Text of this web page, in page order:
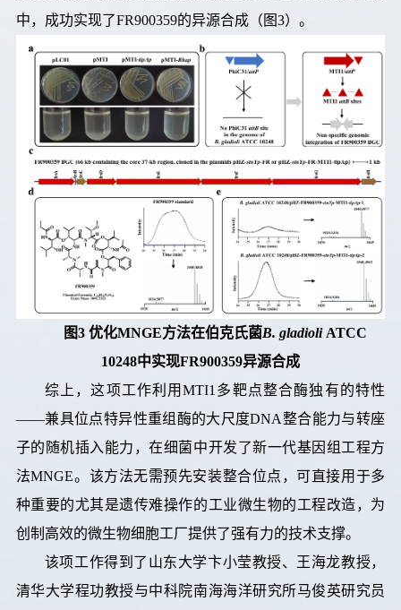
中，成功实现了FR900359的异源合成（图3）。
图3 优化MNGE方法在伯克氏菌B. gladioli ATCC
10248中实现FR900359异源合成
综上，这项工作利用MTI1多靶点整合酶独有的特性
——兼具位点特异性重组酶的大尺度DNA整合能力与转座
子的随机插入能力，在细菌中开发了新一代基因组工程方
法MNGE。该方法无需预先安装整合位点，可直接用于多
种重要的尤其是遗传难操作的工业微生物的工程改造，为
创制高效的微生物细胞工厂提供了强有力的技术支撑。
该项工作得到了山东大学卞小莹教授、王海龙教授，
清华大学程功教授与中科院南海海洋研究所马俊英研究员